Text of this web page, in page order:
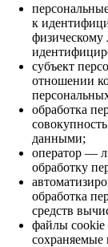
к
физическому
субъект
отношении
обработка
данными;
оператор —
обработку
обработка
средств
файлы
сохраняемые